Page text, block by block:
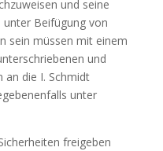
und seine
Beifügung von
sein müssen mit einem
und
an die I. Schmidt
unter
freigeben